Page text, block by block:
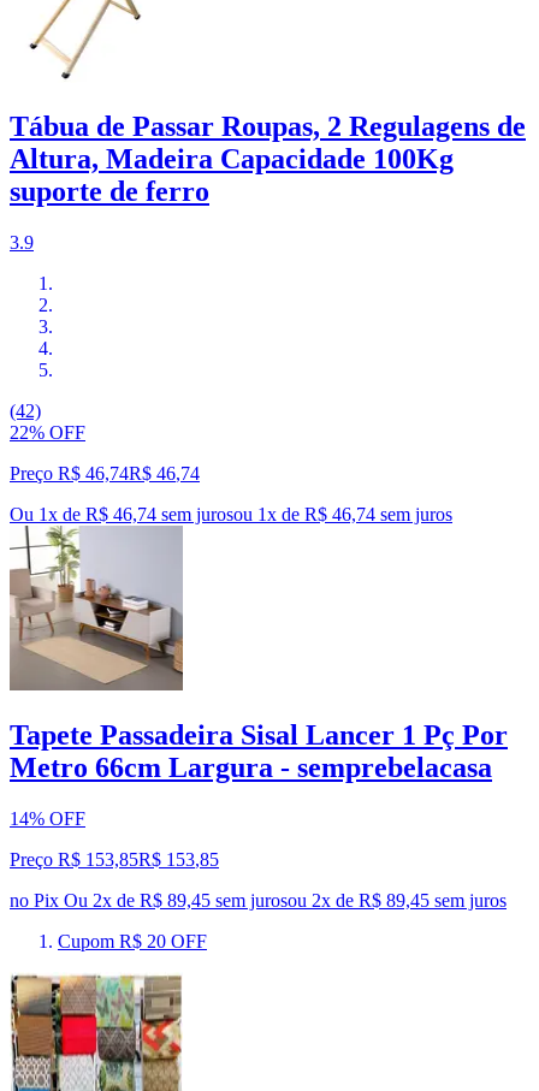
Tábua de Passar Roupas, 2 Regulagens de
Altura, Madeira Capacidade 100Kg
suporte de ferro
3.9
(42)
22% OFF
Preço R$ 46,74R$ 46,74
Ou 1x de R$ 46,74 sem jurosou 1x de R$ 46,74 sem juros
Tapete Passadeira Sisal Lancer 1 Pç Por
Metro 66cm Largura - semprebelacasa
14% OFF
Preço R$ 153,85R$ 153,85
no Pix Ou 2x de R$ 89,45 sem jurosou 2x de R$ 89,45 sem juros
Cupom R$ 20 OFF